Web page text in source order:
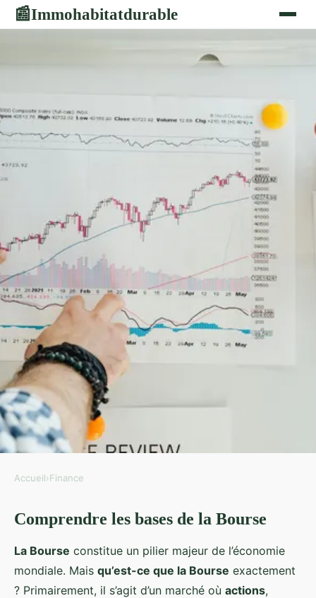
📰Immohabitatdurable
Maîtriser la Bourse : Guide
Ultime pour Débutants
Léa•22 mars 2025•5 min de lecture
Accueil›Finance
Comprendre les bases de la Bourse
La Bourse constitue un pilier majeur de l’économie
mondiale. Mais qu’est-ce que la Bourse exactement
? Primairement, il s’agit d’un marché où actions,